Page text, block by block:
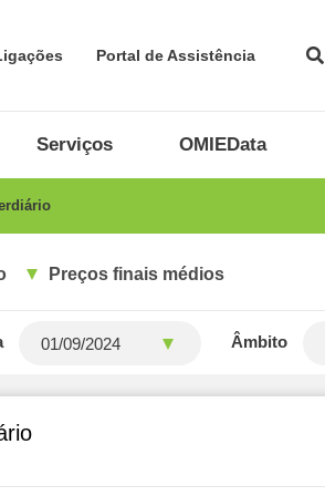
Portal de Assistência
Serviços OMIEData
Preços finais médios
Âmbito